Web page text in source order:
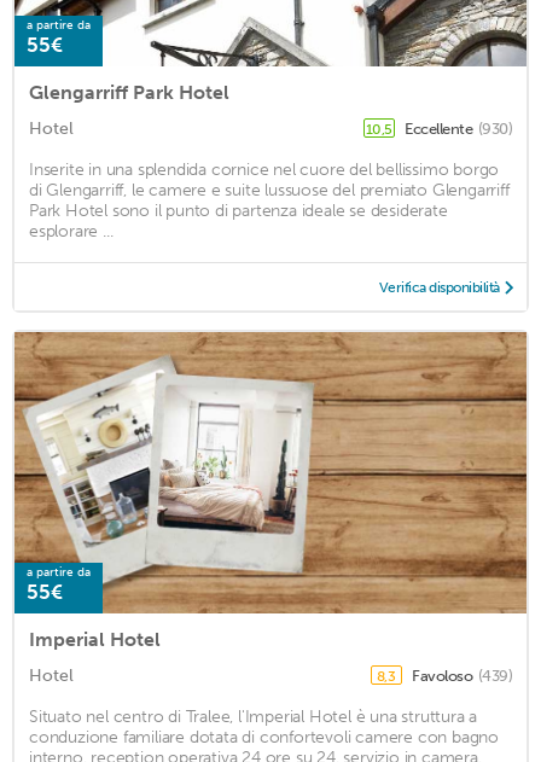
a partire da
55€
Glengarriff Park Hotel
Hotel 10,5 Eccellente (930)
Inserite in una splendida cornice nel cuore del bellissimo borgo
di Glengarriff, le camere e suite lussuose del premiato Glengarriff
Park Hotel sono il punto di partenza ideale se desiderate
esplorare ...
Verifica disponibilità
a partire da
55€
Imperial Hotel
Hotel 8,3 Favoloso (439)
Situato nel centro di Tralee, l'Imperial Hotel è una struttura a
conduzione familiare dotata di confortevoli camere con bagno
interno, reception operativa 24 ore su 24, servizio in camera,